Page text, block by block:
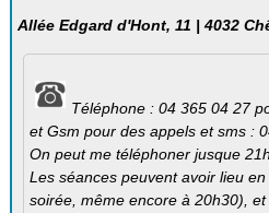
Allée Edgard d'Hont, 11 | 4032
Téléphone : 04 365 04 27
et Gsm pour des appels et sms :
On peut me téléphoner jusque
Les séances peuvent avoir lieu
soirée, même encore à 20h30),